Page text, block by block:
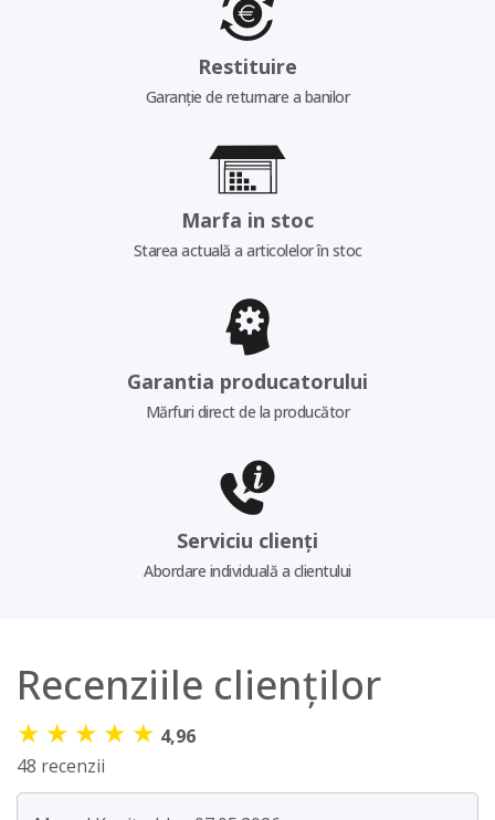
Restituire
Garanție de returnare a banilor
Marfa in stoc
Starea actuală a articolelor în stoc
Garantia producatorului
Mărfuri direct de la producător
Serviciu clienți
Abordare individuală a clientului
Recenziile clienților
★ ★ ★ ★ ★ 4,96
48 recenzii